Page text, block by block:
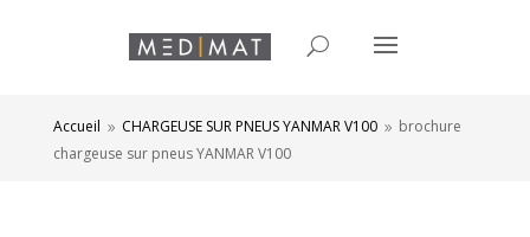
Accueil 9 CHARGEUSE SUR PNEUS YANMAR V100 9 brochure
chargeuse sur pneus YANMAR V100